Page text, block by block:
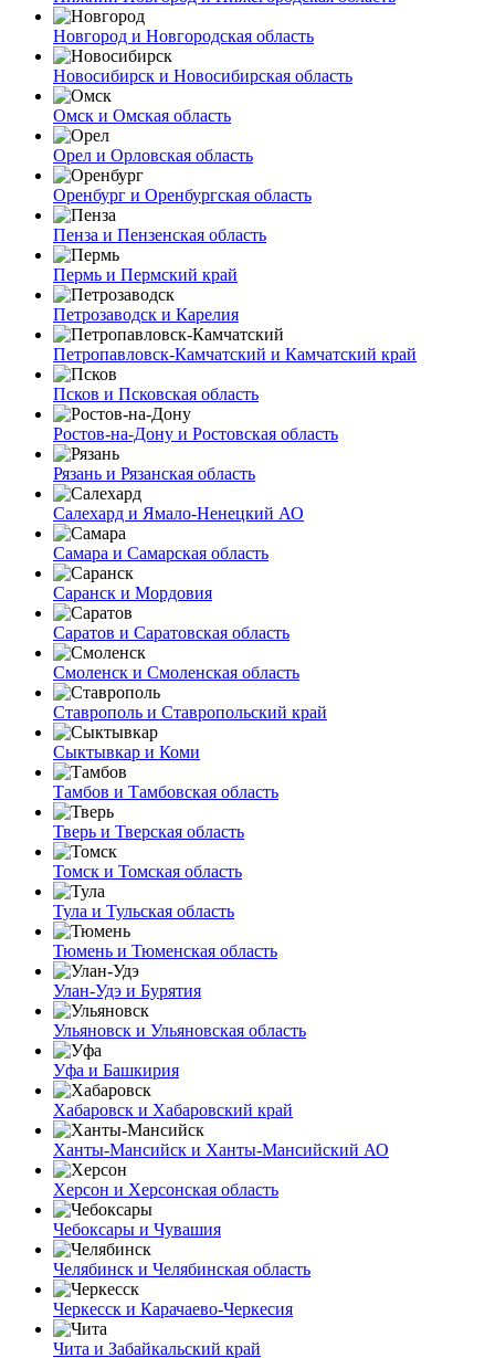
Новгород и Новгородская область
Новосибирск и Новосибирская область
Омск и Омская область
Орел и Орловская область
Оренбург и Оренбургская область
Пенза и Пензенская область
Пермь и Пермский край
Петрозаводск и Карелия
Петропавловск-Камчатский и Камчатский край
Псков и Псковская область
Ростов-на-Дону и Ростовская область
Рязань и Рязанская область
Салехард и Ямало-Ненецкий АО
Самара и Самарская область
Саранск и Мордовия
Саратов и Саратовская область
Смоленск и Смоленская область
Ставрополь и Ставропольский край
Сыктывкар и Коми
Тамбов и Тамбовская область
Тверь и Тверская область
Томск и Томская область
Тула и Тульская область
Тюмень и Тюменская область
Улан-Удэ и Бурятия
Ульяновск и Ульяновская область
Уфа и Башкирия
Хабаровск и Хабаровский край
Ханты-Мансийск и Ханты-Мансийский АО
Херсон и Херсонская область
Чебоксары и Чувашия
Челябинск и Челябинская область
Черкесск и Карачаево-Черкесия
Чита и Забайкальский край